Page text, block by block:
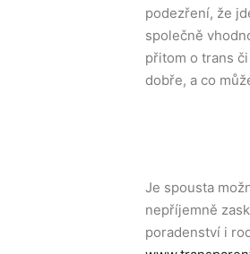
podezření, že
společně
přitom o trans
dobře, a co
Je spousta
nepříjemně
poradenství i